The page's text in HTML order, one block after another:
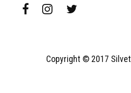
Copyright © 2017